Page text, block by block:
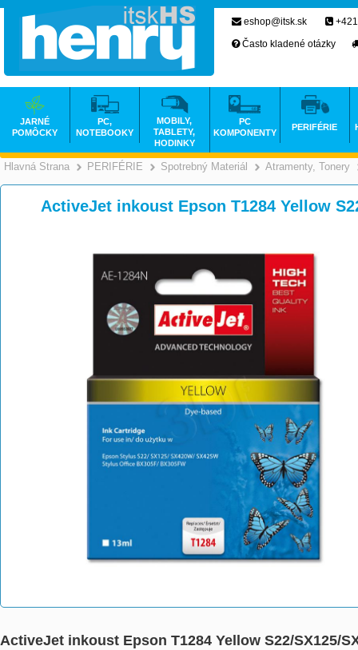
Hlavná Strana >
PERIFÉRIE >
Spotrebný Materiál >
Atramenty, Tonery
ActiveJet inkoust Epson T1284 Yellow
ActiveJet inkoust Epson T1284 Yellow S22/SX125/
eshop@itsk.sk
Často kladené otázky
JARNÉ
POMÔCKY
PC,
NOTEBOOKY
MOBILY,
TABLETY,
HODINKY
PC
KOMPONENTY
PERIFÉRIE